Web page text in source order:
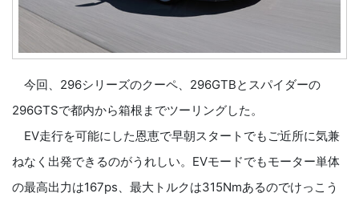
今回、296シリーズのクーペ、296GTBとスパイダーの
296GTSで都内から箱根までツーリングした。
EV走行を可能にした恩恵で早朝スタートでもご近所に気兼
ねなく出発できるのがうれしい。EVモードでもモーター単体
の最高出力は167ps、最大トルクは315Nmあるのでけっこう